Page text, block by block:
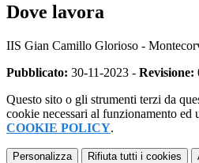
Dove lavora
IIS Gian Camillo Glorioso -
Pubblicato: 30-11-2023 - Revisione:
Questo sito o gli strumenti terzi da
cookie necessari al funzionamento
COOKIE POLICY.
Personalizza Rifiuta tutti i cookies